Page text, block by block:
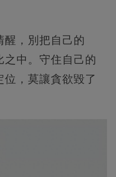
醒，別把自己的
中。守住自己的
，莫讓貪欲毀了